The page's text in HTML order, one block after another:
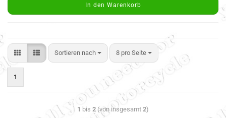
In den Warenkorb
Sortieren nach 8 pro Seite
1
1 bis 2 (von insgesamt 2)